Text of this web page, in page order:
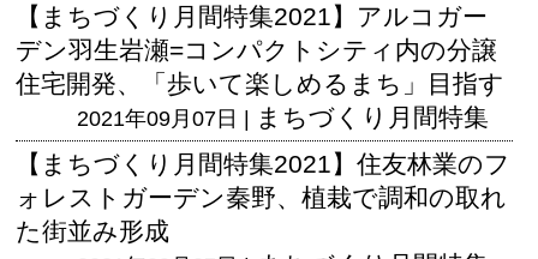
【まちづくり月間特集2021】アルコガー
デン羽生岩瀬=コンパクトシティ内の分譲
住宅開発、「歩いて楽しめるまち」目指す
2021年09月07日 | まちづくり月間特集
【まちづくり月間特集2021】住友林業のフ
ォレストガーデン秦野、植栽で調和の取れ
た街並み形成